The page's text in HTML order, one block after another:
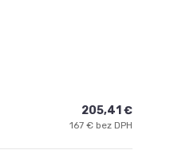
205,41 €
167 € bez DPH